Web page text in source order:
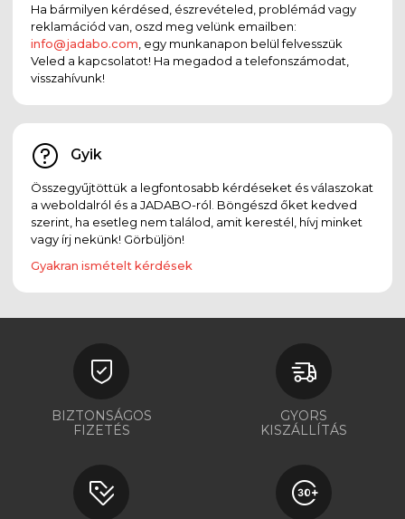
Ha bármilyen kérdésed, észrevételed, problémád vagy
reklamációd van, oszd meg velünk emailben:
info@jadabo.com , egy munkanapon belül felvesszük
Veled a kapcsolatot! Ha megadod a telefonszámodat,
visszahívunk!
Gyik
Összegyűjtöttük a legfontosabb kérdéseket és válaszokat
a weboldalról és a JADABO-ról. Böngészd őket kedved
szerint, ha esetleg nem találod, amit kerestél, hívj minket
vagy írj nekünk! Görbüljön!
Gyakran ismételt kérdések
BIZTONSÁGOS
FIZETÉS
GYORS
KISZÁLLÍTÁS